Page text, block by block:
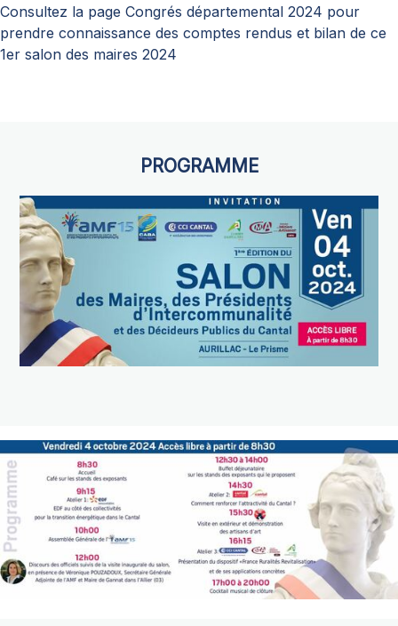
Consultez la page Congrés départemental 2024 pour
prendre connaissance des comptes rendus et bilan de ce
1er salon des maires 2024
PROGRAMME